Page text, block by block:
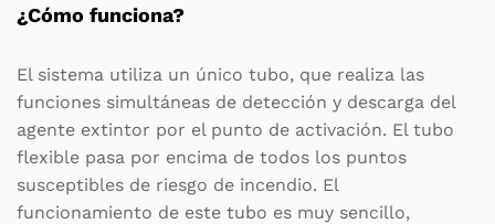
¿Cómo funciona?
El sistema utiliza un único tubo, que realiza las
funciones simultáneas de detección y descarga del
agente extintor por el punto de activación. El tubo
flexible pasa por encima de todos los puntos
susceptibles de riesgo de incendio. El
funcionamiento de este tubo es muy sencillo,